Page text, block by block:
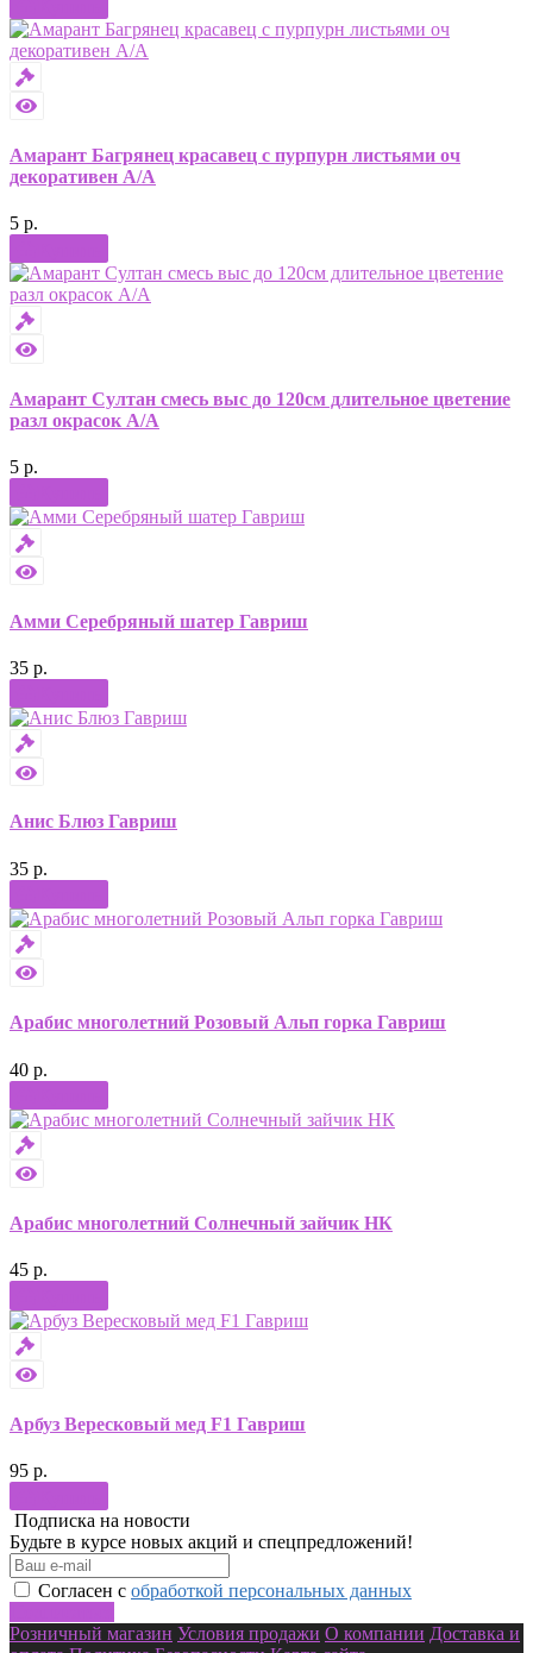
Амарант Багрянец красавец с пурпурн листьями оч
декоративен А/А
5 р.
Амарант Султан смесь выс до 120см длительное цветение
разл окрасок А/А
5 р.
Амми Серебряный шатер Гавриш
35 р.
Анис Блюз Гавриш
35 р.
Арабис многолетний Розовый Альп горка Гавриш
40 р.
Арабис многолетний Солнечный зайчик НК
45 р.
Арбуз Вересковый мед F1 Гавриш
95 р.
Подписка на новости
Будьте в курсе новых акций и спецпредложений!
Согласен с обработкой персональных данных
Розничный магазин Условия продажи О компании Доставка и